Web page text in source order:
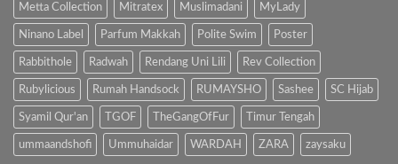
Metta Collection Mitratex Muslimadani MyLady
Ninano Label Parfum Makkah Polite Swim Poster
Rabbithole Radwah Rendang Uni Lili Rev Collection
Rubylicious Rumah Handsock RUMAYSHO Sashee SC Hijab
Syamil Qur'an TGOF TheGangOfFur Timur Tengah
ummaandshofi Ummuhaidar WARDAH ZARA zaysaku